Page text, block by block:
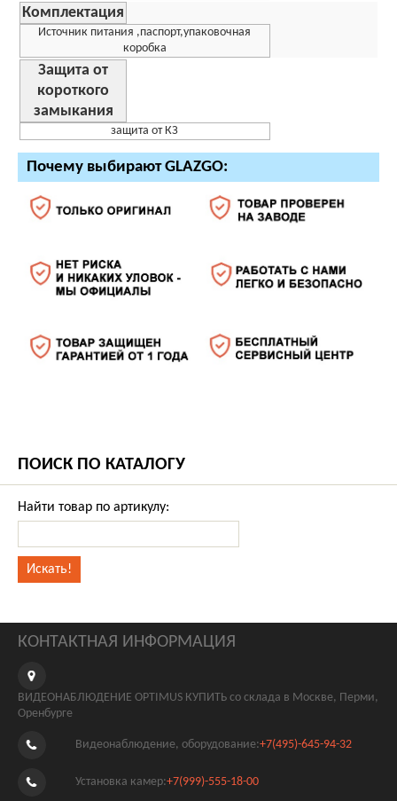
Комплектация
Источник питания ,паспорт,упаковочная
коробка
Защита от
короткого
замыкания
защита от КЗ
Почему выбирают GLAZGO:
ПОИСК ПО КАТАЛОГУ
Найти товар по артикулу:
КОНТАКТНАЯ ИНФОРМАЦИЯ
ВИДЕОНАБЛЮДЕНИЕ OPTIMUS КУПИТЬ со склада в Москве, Перми,
Оренбурге
Видеонаблюдение, оборудование:+7(495)-645-94-32
Установка камер:+7(999)-555-18-00